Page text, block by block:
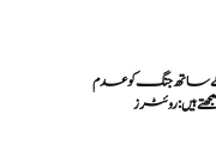
کے ساتھ جنگ کو عدم